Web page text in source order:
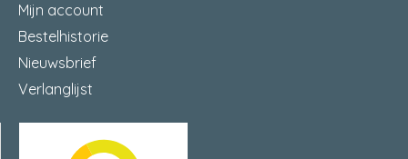
Mijn account
Bestelhistorie
Nieuwsbrief
Verlanglijst